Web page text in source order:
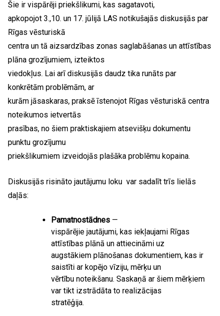
Šie ir vispārēji priekšlikumi, kas sagatavoti,
apkopojot 3.,10. un 17. jūlijā LAS notikušajās diskusijās par
Rīgas vēsturiskā
centra un tā aizsardzības zonas saglabāšanas un attīstības
plāna grozījumiem, izteiktos
viedokļus. Lai arī diskusijās daudz tika runāts par
konkrētām problēmām, ar
kurām jāsaskaras, praksē īstenojot Rīgas vēsturiskā centra
noteikumos ietvertās
prasības, no šiem praktiskajiem atsevišķu dokumentu
punktu grozījumu
priekšlikumiem izveidojās plašāka problēmu kopaina.
Diskusijās risināto jautājumu loku var sadalīt trīs lielās
daļās:
Pamatnostādnes —
vispārējie jautājumi, kas iekļaujami Rīgas
attīstības plānā un attiecināmi uz
augstākiem plānošanas dokumentiem, kas ir
saistīti ar kopējo vīziju, mērķu un
vērtību noteikšanu. Saskaņā ar šiem mērķiem
var tikt izstrādāta to realizācijas
stratēģija.